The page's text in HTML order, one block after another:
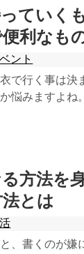
ていく
利なも
ント
で行く事は決
悩みますよね
方法を
とは
、書くのが嫌